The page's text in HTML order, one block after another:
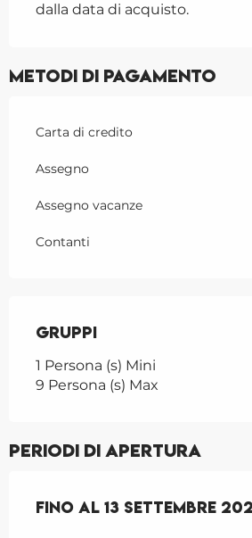
dalla data di acquisto.
Metodi di pagamento
Carta di credito
Assegno
Assegno vacanze
Contanti
Gruppi
Gruppi
1 Persona (s) Mini
9 Persona (s) Max
Periodi di apertura
Dal1 giugno 2026al13
Fino al 13 settembre